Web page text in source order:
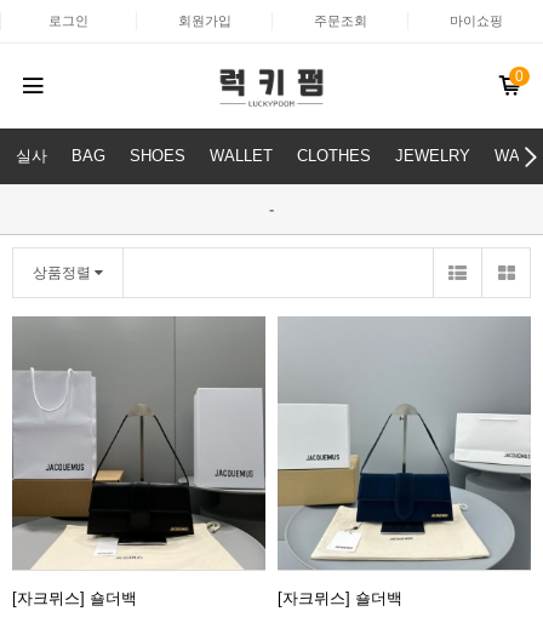
로그인 회원가입 주문조회 마이쇼핑
0
실사 BAG SHOES WALLET CLOTHES JEWELRY
-
상품정렬
[자크뮈스] 숄더백 [자크뮈스] 숄더백